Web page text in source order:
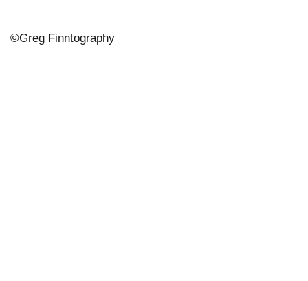
©Greg Finntography